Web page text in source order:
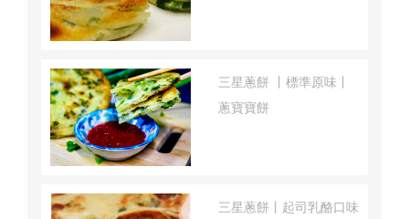
三星蔥餅 丨標準原味丨
蔥寶寶餅
三星蔥餅丨起司乳酪口味